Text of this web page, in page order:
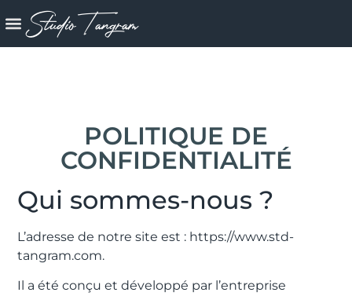
Studio Tangram
POLITIQUE DE
CONFIDENTIALITÉ
Qui sommes-nous ?
L’adresse de notre site est : https://www.std-
tangram.com.
Il a été conçu et développé par l’entreprise